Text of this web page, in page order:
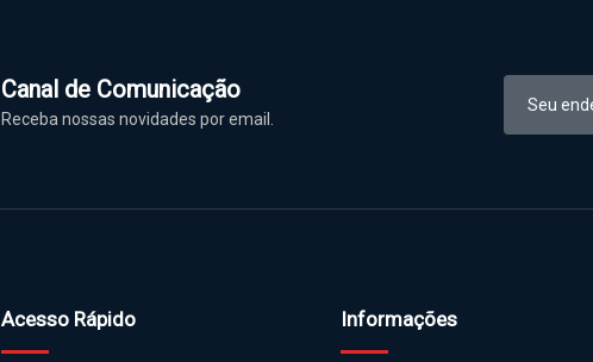
Canal de Comunicação
Receba nossas novidades por email.
Acesso Rápido Informações